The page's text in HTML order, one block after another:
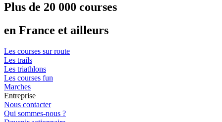
Plus de 20 000 courses
en France et ailleurs
Les courses sur route
Les trails
Les triathlons
Les courses fun
Marches
Entreprise
Nous contacter
Qui sommes-nous ?